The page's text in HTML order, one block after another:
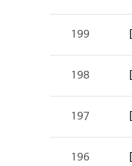
199
198
197
196